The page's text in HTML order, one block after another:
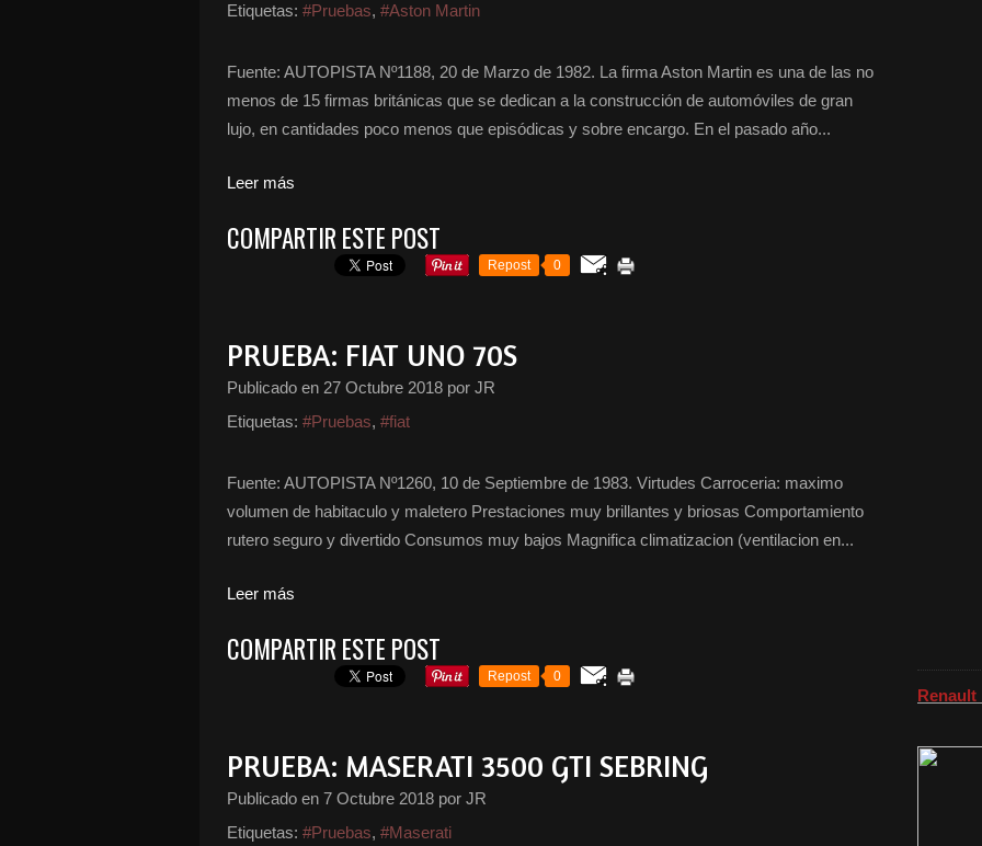
Etiquetas: #Pruebas, #Aston Martin
Fuente: AUTOPISTA Nº1188, 20 de Marzo de 1982. La firma Aston Martin es una de las no
menos de 15 firmas británicas que se dedican a la construcción de automóviles de gran
lujo, en cantidades poco menos que episódicas y sobre encargo. En el pasado año...
Leer más
COMPARTIR ESTE POST
Repost 0
PRUEBA: FIAT UNO 70S
Publicado en 27 Octubre 2018 por JR
Etiquetas: #Pruebas, #fiat
Fuente: AUTOPISTA Nº1260, 10 de Septiembre de 1983. Virtudes Carroceria: maximo
volumen de habitaculo y maletero Prestaciones muy brillantes y briosas Comportamiento
rutero seguro y divertido Consumos muy bajos Magnifica climatizacion (ventilacion en...
Leer más
COMPARTIR ESTE POST
Repost 0
PRUEBA: MASERATI 3500 GTI SEBRING
Publicado en 7 Octubre 2018 por JR
Etiquetas: #Pruebas, #Maserati
Renault